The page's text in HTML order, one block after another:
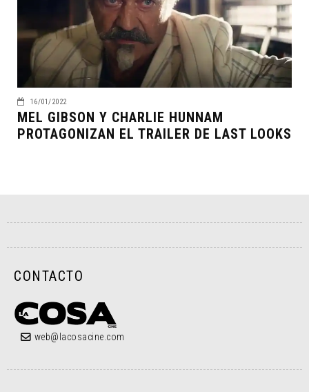
16/01/2022
MEL GIBSON Y CHARLIE HUNNAM
PROTAGONIZAN EL TRAILER DE LAST LOOKS
CONTACTO
web@lacosacine.com